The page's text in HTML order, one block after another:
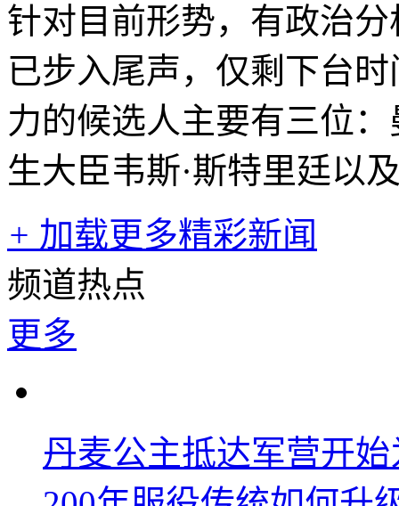
针对目前形势，有政治
已步入尾声，仅剩下台
力的候选人主要有三位
生大臣韦斯·斯特里廷以
+ 加载更多精彩新闻
频道热点
更多
丹麦公主抵达军营开